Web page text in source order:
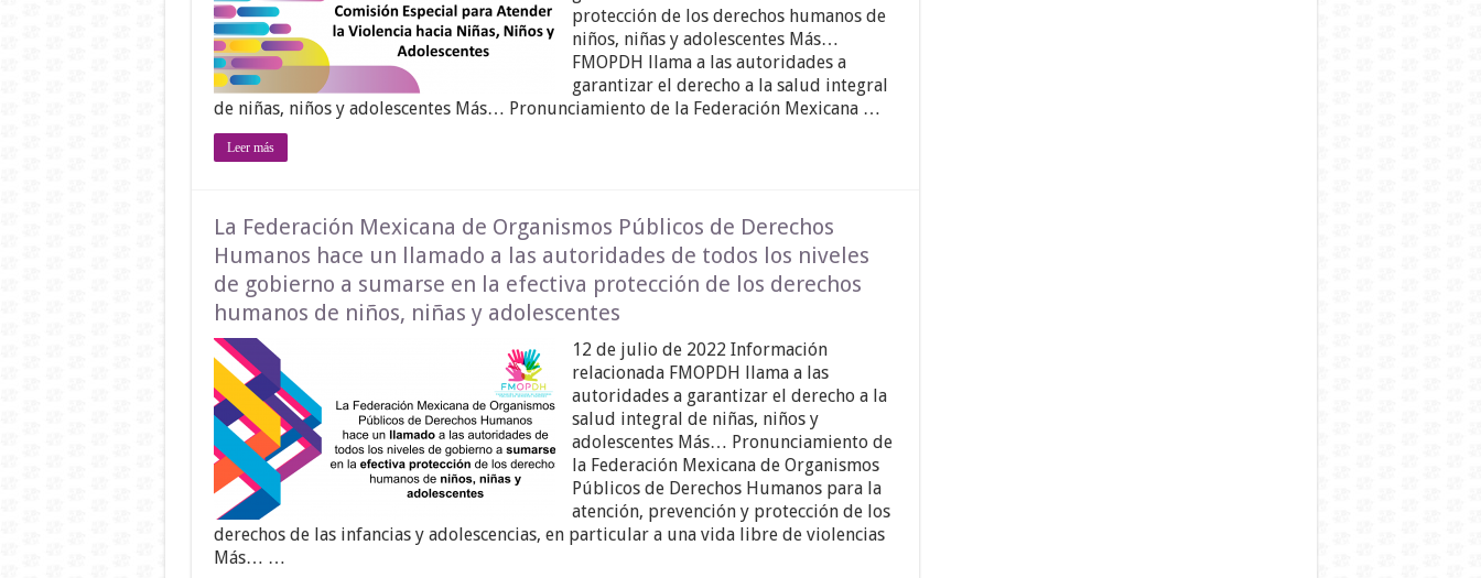
protección de los derechos humanos de
niños, niñas y adolescentes Más…
FMOPDH llama a las autoridades a
garantizar el derecho a la salud integral
de niñas, niños y adolescentes Más… Pronunciamiento de la Federación Mexicana …
Leer más
La Federación Mexicana de Organismos Públicos de Derechos
Humanos hace un llamado a las autoridades de todos los niveles
de gobierno a sumarse en la efectiva protección de los derechos
humanos de niños, niñas y adolescentes
12 de julio de 2022 Información
relacionada FMOPDH llama a las
autoridades a garantizar el derecho a la
salud integral de niñas, niños y
adolescentes Más… Pronunciamiento de
la Federación Mexicana de Organismos
Públicos de Derechos Humanos para la
atención, prevención y protección de los
derechos de las infancias y adolescencias, en particular a una vida libre de violencias
Más… …